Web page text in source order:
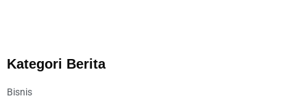
Kategori Berita
Bisnis